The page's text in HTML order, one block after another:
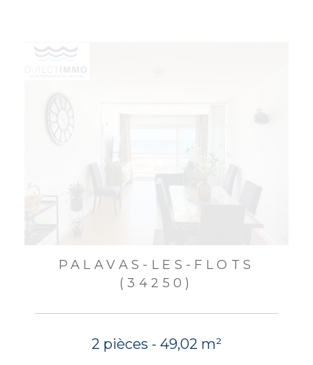
PALAVAS-LES-FLOTS
(34250)
2 pièces - 49,02 m²